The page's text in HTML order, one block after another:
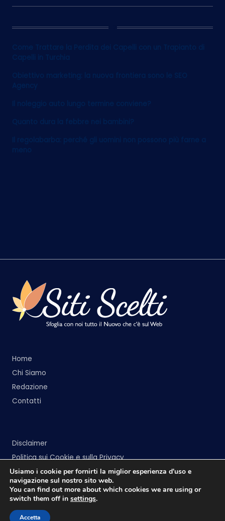
12
Come Trattare la Perdita dei Capelli con un Trapianto di
Capelli in Turchia
Obiettivo marketing: la nuova frontiera sono le SEO
Agency
Il noleggio auto lungo termine conviene?
Quanto dura la febbre nei bambini?
Il regolabarba: perché gli uomini non possono più farne a
meno
Home
Chi Siamo
Redazione
Contatti
Disclaimer
Politica sui Cookie e sulla Privacy
Usiamo i cookie per fornirti la miglior esperienza d'uso e
navigazione sul nostro sito web.
You can find out more about which cookies we are using or
switch them off in settings.
Accetta